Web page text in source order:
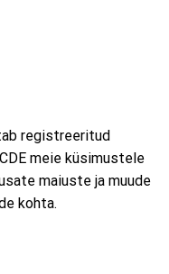
registreeritud
meie küsimustele
maiuste ja muude
kohta.